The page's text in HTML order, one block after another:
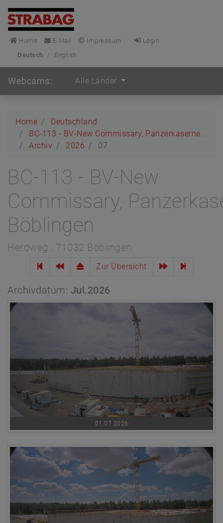
Home E-Mail Impressum
Login
Deutsch
/ English
Webcams: Alle Länder
Home
Deutschland
BC-113 - BV-New Commissary, Panzerkaserne Böblingen
Archiv
2026 07
BC-113 - BV-New
Commissary,
Böblingen
Herdweg , 71032 Böblingen
Zur Übersicht
Archivdatum: Jul.2026
01.07.2026